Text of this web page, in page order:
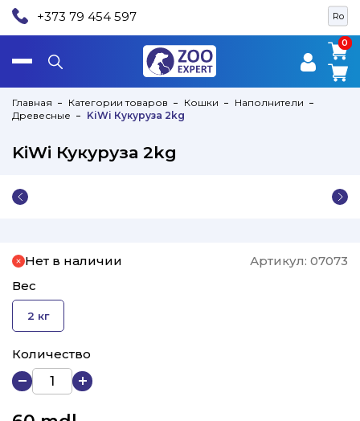
Ro
+373 79 454 597
0
0
Главная Категории товаров Кошки
Наполнители
Древесные
KiWi Кукуруза 2kg
KiWi Кукуруза 2kg
Нет в наличии Артикул: 07073
Вес
2 кг
Количество